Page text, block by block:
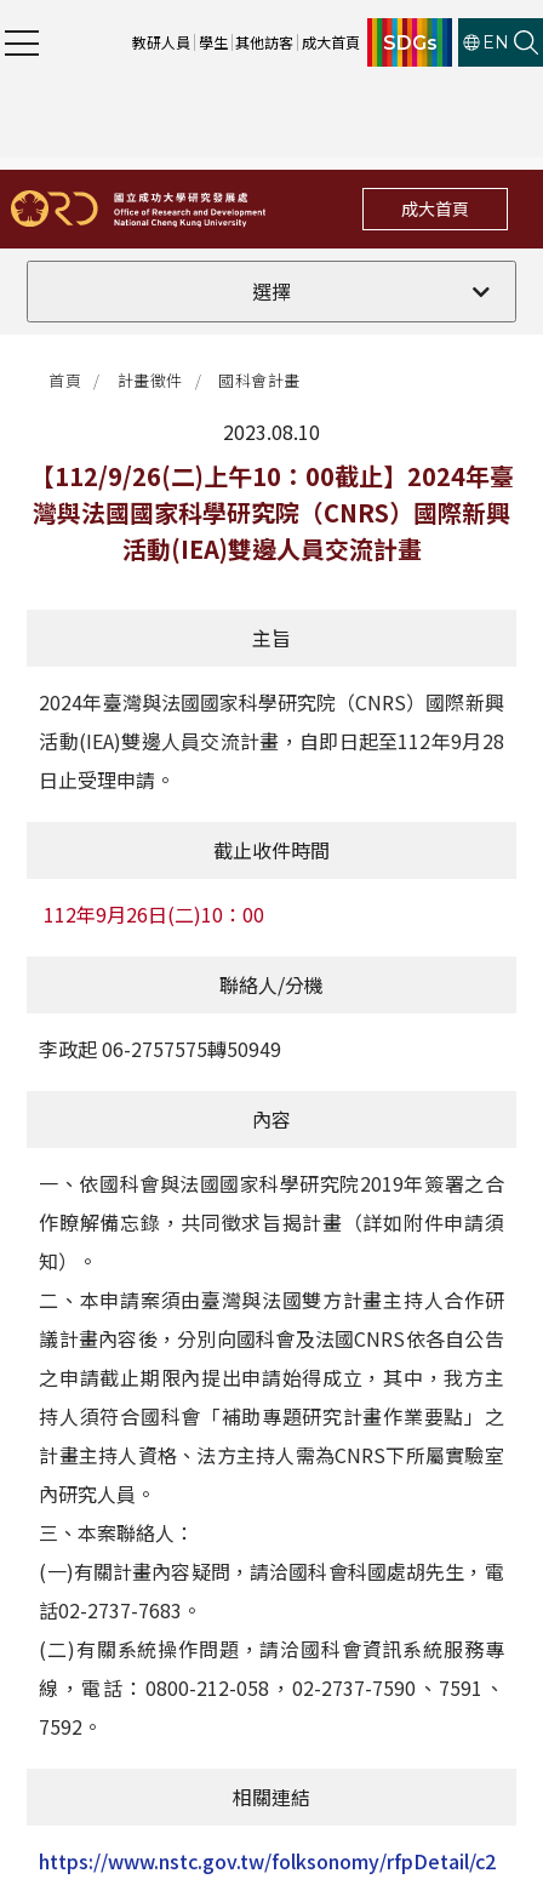
教研人員 學生 其他訪客 成大首頁 SDGs EN
成大首頁
選擇
全部
法規修訂
補助獎項
活動訊息
學術榮譽
其他
首頁 計畫徵件 國科會計畫
2023.08.10
最新消息
【112/9/26(二)上午10：00截止】2024年臺
灣與法國國家科學研究院（CNRS）國際新興
活動(IEA)雙邊人員交流計畫
主旨
2024年臺灣與法國國家科學研究院（CNRS）國際新興
活動(IEA)雙邊人員交流計畫，自即日起至112年9月28
日止受理申請。
截止收件時間
112年9月26日(二)10：00
聯絡人/分機
李政起 06-2757575轉50949
內容
一、依國科會與法國國家科學研究院2019年簽署之合
作瞭解備忘錄，共同徵求旨揭計畫（詳如附件申請須
知）。
二、本申請案須由臺灣與法國雙方計畫主持人合作研
議計畫內容後，分別向國科會及法國CNRS依各自公告
之申請截止期限內提出申請始得成立，其中，我方主
持人須符合國科會「補助專題研究計畫作業要點」之
計畫主持人資格、法方主持人需為CNRS下所屬實驗室
內研究人員。
三、本案聯絡人：
(一)有關計畫內容疑問，請洽國科會科國處胡先生，電
話02-2737-7683。
(二)有關系統操作問題，請洽國科會資訊系統服務專
線，電話：0800-212-058，02-2737-7590、7591、
7592。
相關連結
https://www.nstc.gov.tw/folksonomy/rfpDetail/c2